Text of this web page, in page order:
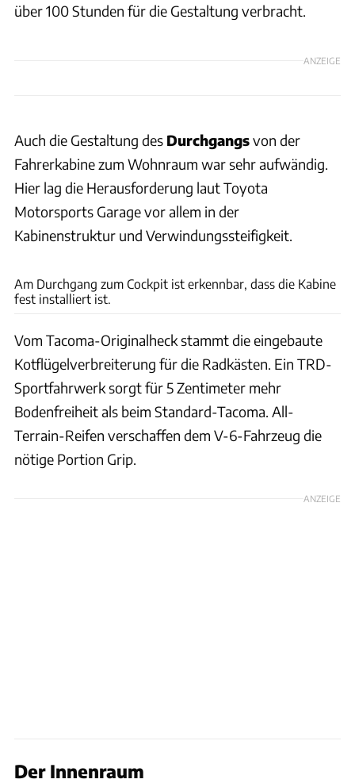
über 100 Stunden für die Gestaltung verbracht.
ANZEIGE
Auch die Gestaltung des Durchgangsvon der
Fahrerkabine zum Wohnraum war sehr aufwändig.
Hier lag die Herausforderung laut Toyota
Motorsports Garage vor allem in der
Kabinenstruktur und Verwindungssteifigkeit.
Am Durchgang zum Cockpit ist erkennbar, dass die Kabine
fest installiert ist.
Vom Tacoma-Originalheck stammt die eingebaute
Kotflügelverbreiterung für die Radkästen. Ein TRD-
Sportfahrwerk sorgt für 5 Zentimeter mehr
Bodenfreiheit als beim Standard-Tacoma. All-
Terrain-Reifen verschaffen dem V-6-Fahrzeug die
nötige Portion Grip.
ANZEIGE
Der Innenraum